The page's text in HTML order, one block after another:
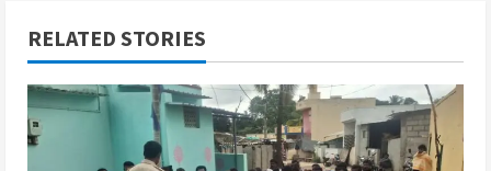
RELATED STORIES